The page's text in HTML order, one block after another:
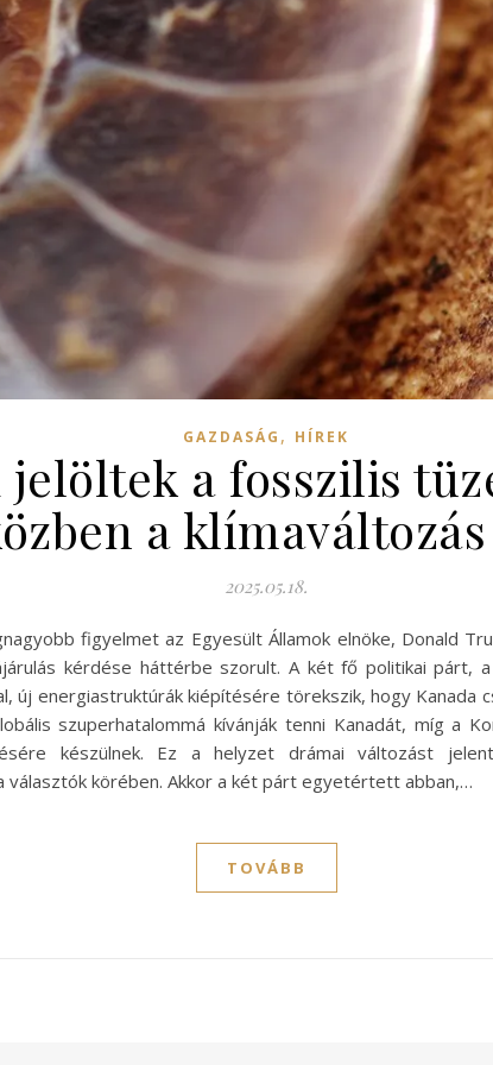
GAZDASÁG , HÍREK
a fosszilis
a
2025.05.18.
figyelmet az Egyesült Államok elnöke, Donald
kérdése háttérbe szorult. A két fő politikai párt,
új energiastruktúrák kiépítésére törekszik, hogy Kanada
szuperhatalommá kívánják tenni Kanadát, míg a
készülnek. Ez a helyzet drámai változást
körében. Akkor a két párt egyetértett abban,…
TOVÁBB